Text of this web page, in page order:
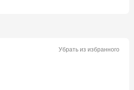
Убрать из избранного